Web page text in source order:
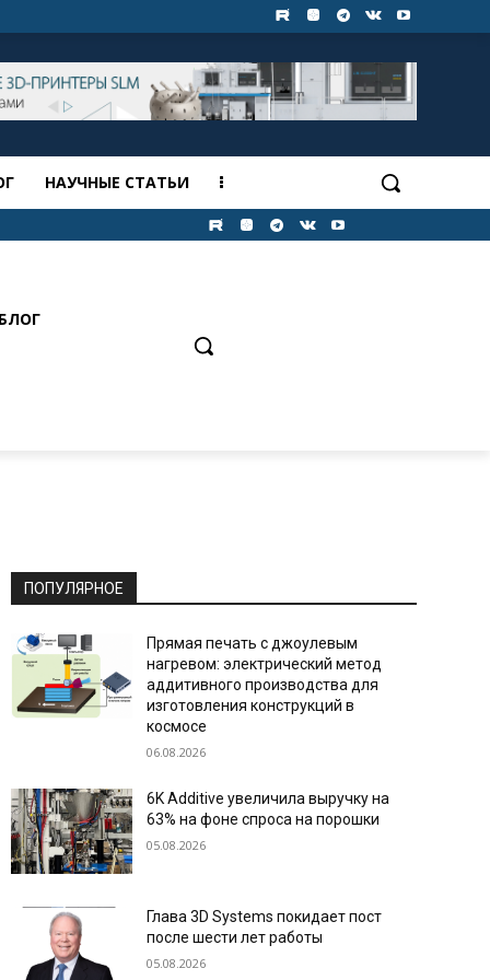
НАУЧНЫЕ СТАТЬИ
ПОПУЛЯРНОЕ
Прямая печать с джоулевым
нагревом: электрический метод
аддитивного производства для
изготовления конструкций в
космосе
06.08.2026
6K Additive увеличила выручку на
63% на фоне спроса на порошки
05.08.2026
Глава 3D Systems покидает пост
после шести лет работы
05.08.2026